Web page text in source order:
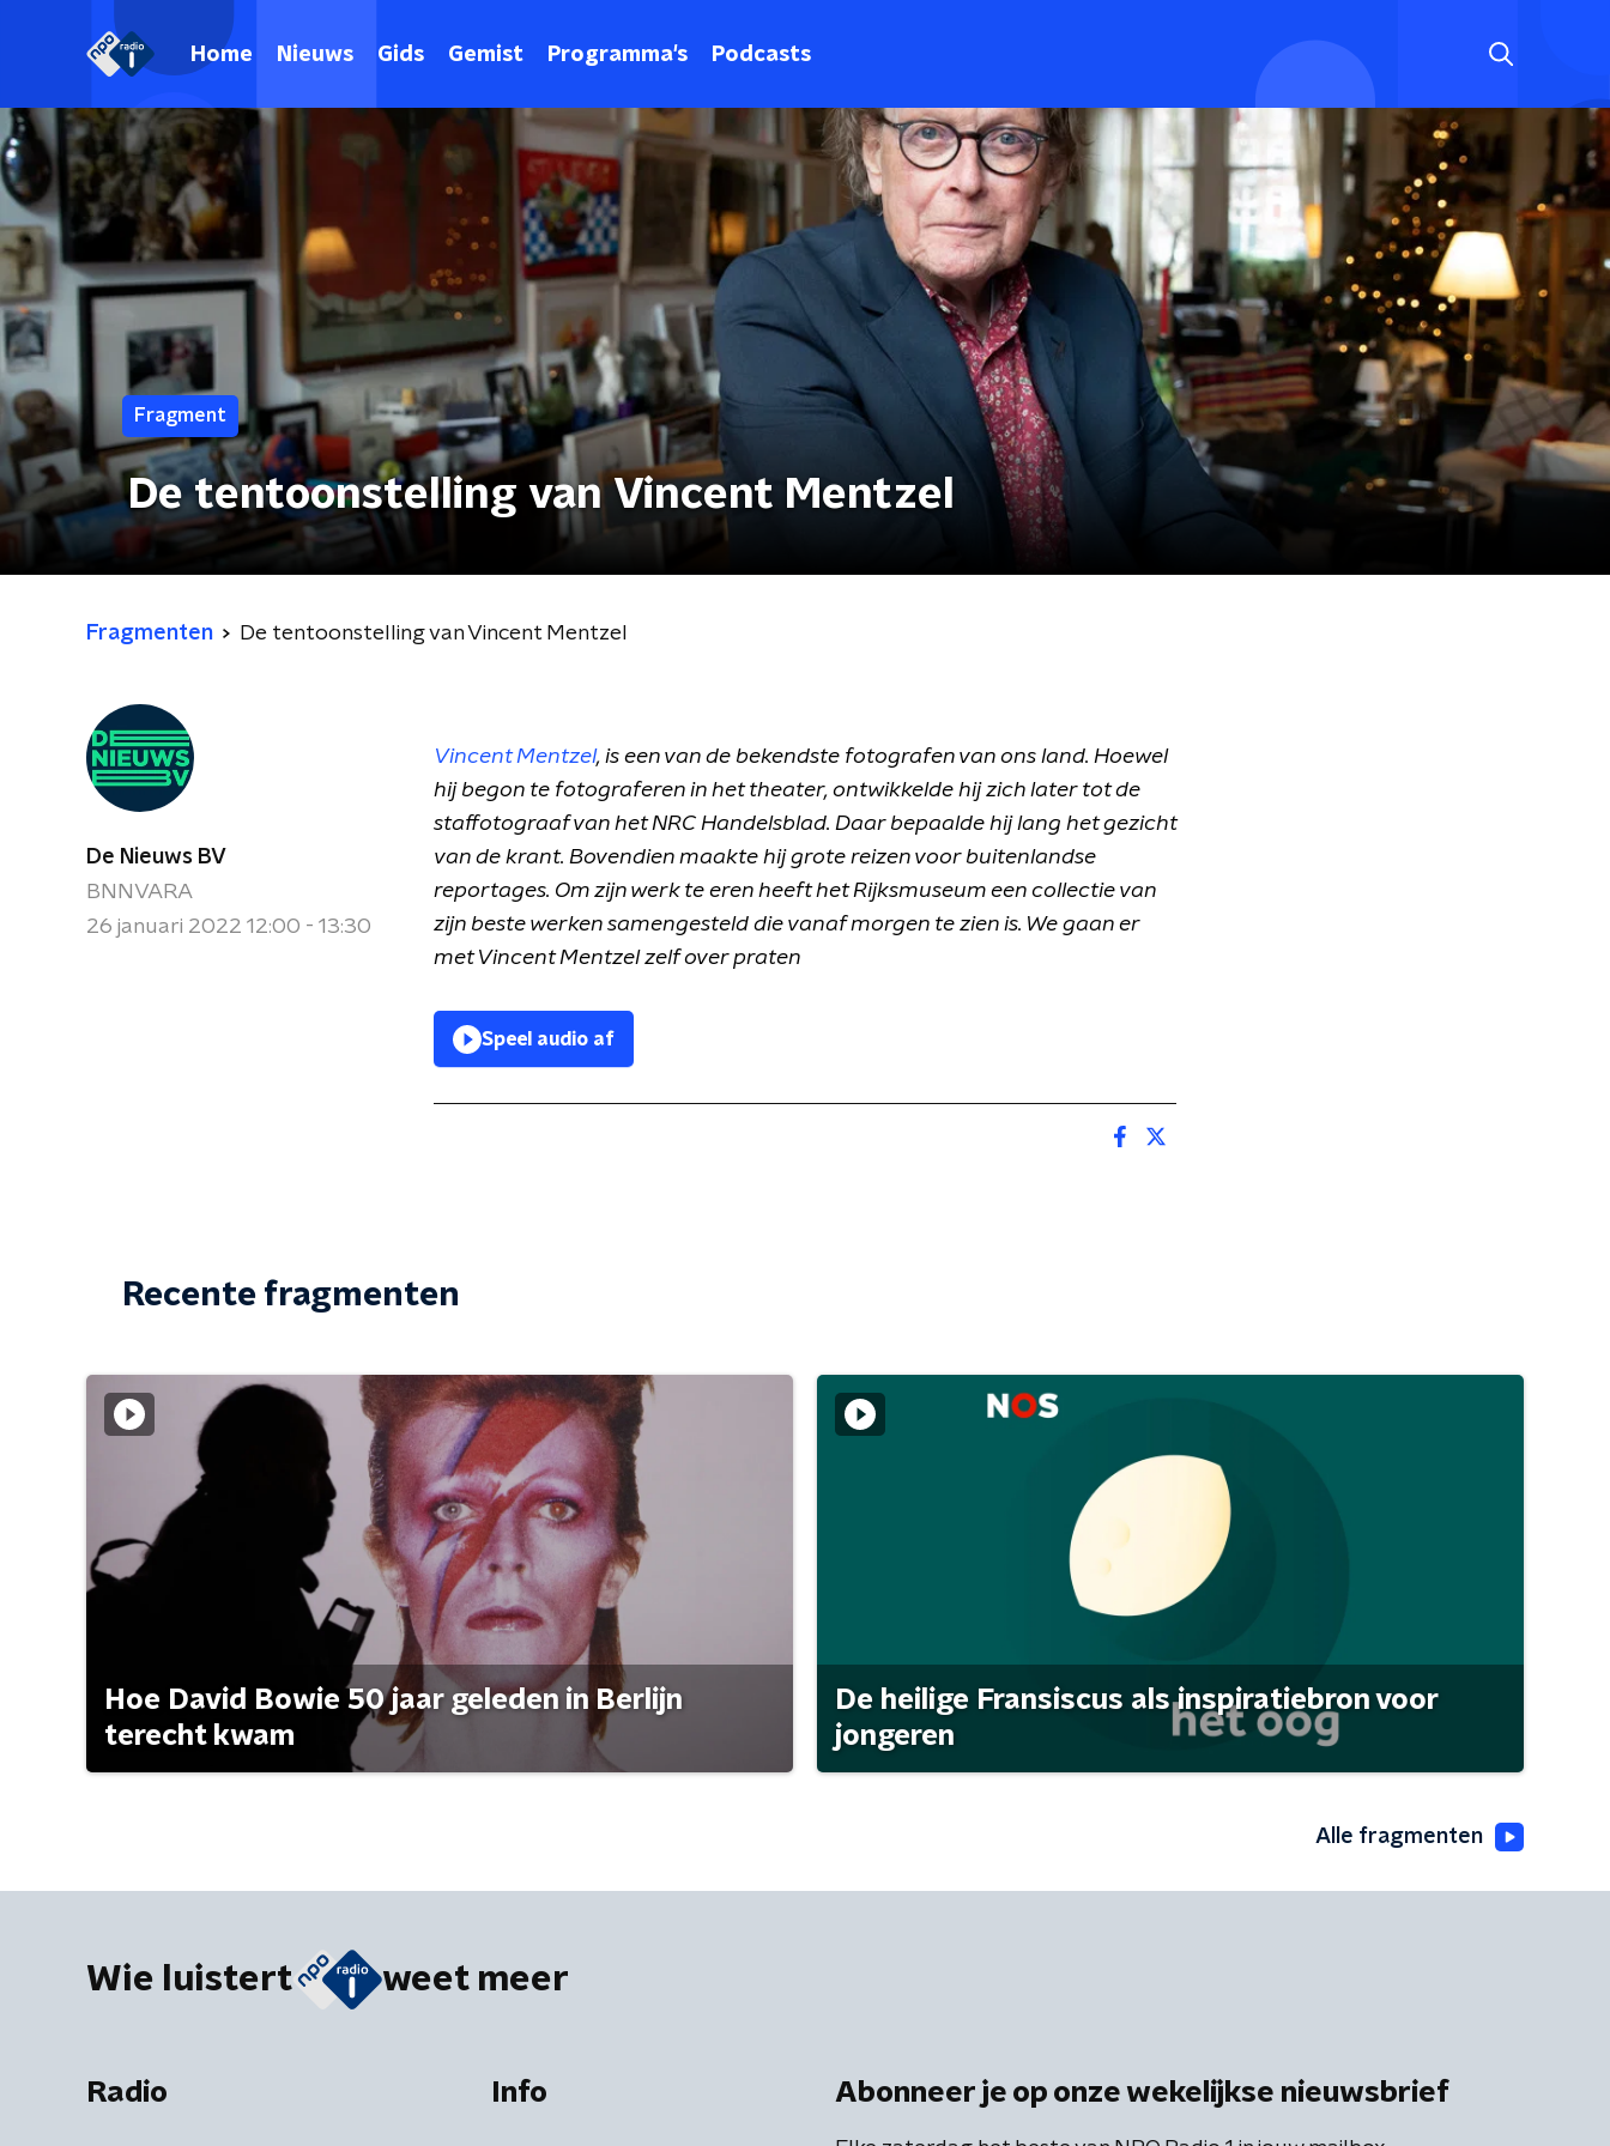
Home Nieuws Gids Gemist Programma's Podcasts
Fragment
De tentoonstelling van Vincent Mentzel
Fragmenten De tentoonstelling van Vincent Mentzel
De Nieuws BV
BNNVARA
26 januari 2022 12:00 - 13:30
Vincent Mentzel, is een van de bekendste fotografen van ons land. Hoewel
hij begon te fotograferen in het theater, ontwikkelde hij zich later tot de
staffotograaf van het NRC Handelsblad. Daar bepaalde hij lang het gezicht
van de krant. Bovendien maakte hij grote reizen voor buitenlandse
reportages. Om zijn werk te eren heeft het Rijksmuseum een collectie van
zijn beste werken samengesteld die vanaf morgen te zien is. We gaan er
met Vincent Mentzel zelf over praten
Speel audio af
Recente fragmenten
Hoe David Bowie 50 jaar geleden in Berlijn
terecht kwam
De heilige Fransiscus als inspiratiebron voor
jongeren
Alle fragmenten
Wie luistert weet meer
Radio Info Abonneer je op onze wekelijkse nieuwsbrief